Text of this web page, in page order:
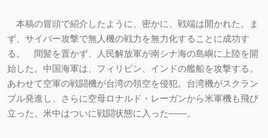
本稿の冒頭で紹介したように、密かに、戦端は開かれた。ま
ず、サイバー攻撃で無人機の戦力を無力化することに成功す
る。 間髪を置かず、人民解放軍が南シナ海の島嶼に上陸を開
始した。中国海軍は、フィリピン、インドの艦船を攻撃する。
あわせて空軍の戦闘機が台湾の領空を侵犯。台湾機がスクラン
ブル発進し、さらに空母ロナルド・レーガンから米軍機も飛び
立った。米中はついに戦闘状態に入った――。